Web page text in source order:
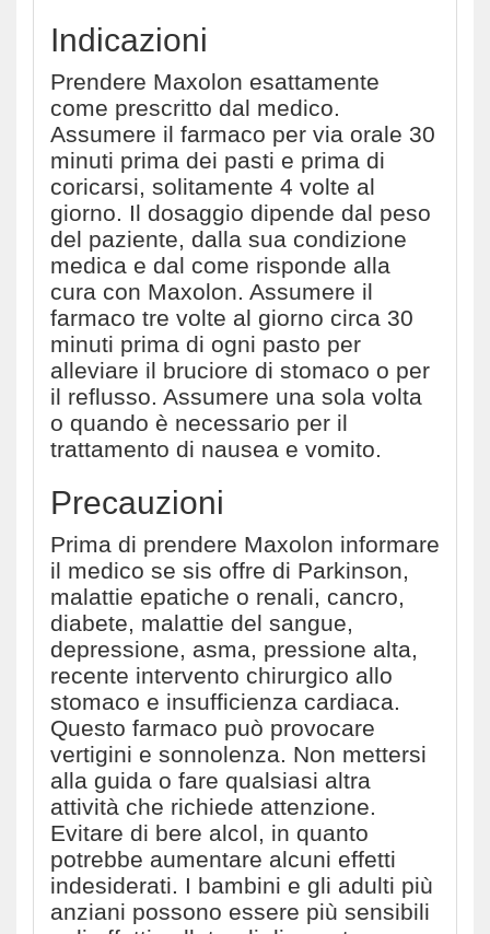
Indicazioni
Prendere Maxolon esattamente
come prescritto dal medico.
Assumere il farmaco per via orale 30
minuti prima dei pasti e prima di
coricarsi, solitamente 4 volte al
giorno. Il dosaggio dipende dal peso
del paziente, dalla sua condizione
medica e dal come risponde alla
cura con Maxolon. Assumere il
farmaco tre volte al giorno circa 30
minuti prima di ogni pasto per
alleviare il bruciore di stomaco o per
il reflusso. Assumere una sola volta
o quando è necessario per il
trattamento di nausea e vomito.
Precauzioni
Prima di prendere Maxolon informare
il medico se sis offre di Parkinson,
malattie epatiche o renali, cancro,
diabete, malattie del sangue,
depressione, asma, pressione alta,
recente intervento chirurgico allo
stomaco e insufficienza cardiaca.
Questo farmaco può provocare
vertigini e sonnolenza. Non mettersi
alla guida o fare qualsiasi altra
attività che richiede attenzione.
Evitare di bere alcol, in quanto
potrebbe aumentare alcuni effetti
indesiderati. I bambini e gli adulti più
anziani possono essere più sensibili